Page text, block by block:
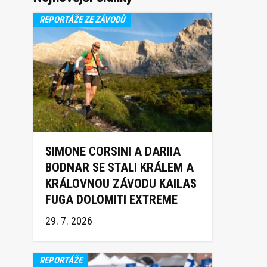
REPORTÁŽE ZE ZÁVODŮ
SIMONE CORSINI A DARIIA
BODNAR SE STALI KRÁLEM A
KRÁLOVNOU ZÁVODU KAILAS
FUGA DOLOMITI EXTREME
TRAIL 2026
29. 7. 2026
REPORTÁŽE